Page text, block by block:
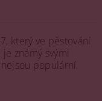
který ve pěstování
známý svými
populární